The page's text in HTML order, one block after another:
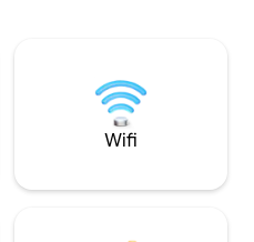
Wifi